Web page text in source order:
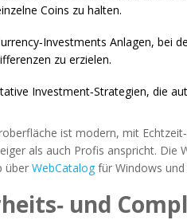
Coins zu halten.
Anlagen, bei
zu erzielen.
Investment‑Strategien, die
ist modern, mit
als auch Profis anspricht. Die
über WebCatalog für Windows
und